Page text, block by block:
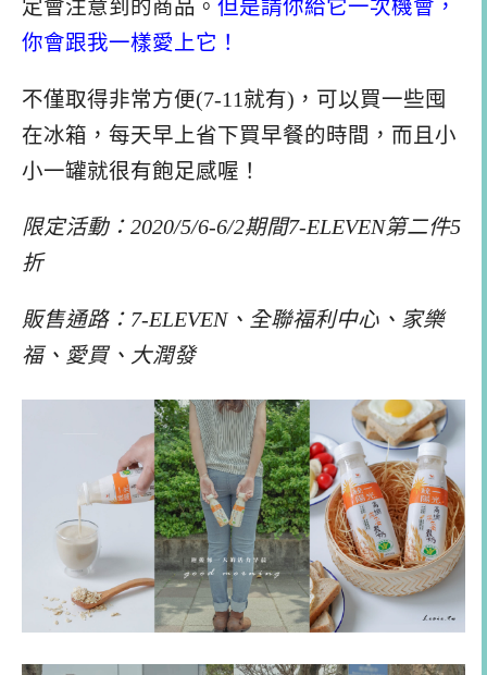
定會注意到的商品。 但是請你給它一次機會，
你會跟我一樣愛上它！
不僅取得非常方便(7-11就有)，可以買一些囤
在冰箱，每天早上省下買早餐的時間，而且小
小一罐就很有飽足感喔！
限定活動：2020/5/6-6/2期間7-ELEVEN第二件5
折
販售通路：7-ELEVEN、全聯福利中心、家樂
福、愛買、大潤發